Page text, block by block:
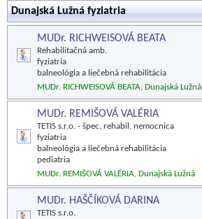
Dunajská Lužná fyziatria
MUDr. RICHWEISOVÁ BEATA
Rehabilitačná amb.
fyziatria
balneológia a liečebná rehabilitácia
MUDr. RICHWEISOVÁ BEATA, Dunajská Lužná
MUDr. REMIŠOVÁ VALÉRIA
TETIS s.r.o. - špec. rehabil. nemocnica
fyziatria
balneológia a liečebná rehabilitácia
pediatria
MUDr. REMIŠOVÁ VALÉRIA, Dunajská Lužná
MUDr. HAŠČÍKOVÁ DARINA
TETIS s.r.o.